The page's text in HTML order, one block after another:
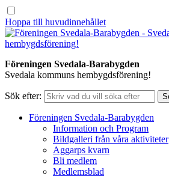
Hoppa till huvudinnehållet
Föreningen Svedala-Barabygden
Svedala kommuns hembygdsförening!
Sök efter:
Föreningen Svedala-Barabygden
Information och Program
Bildgalleri från våra aktiviteter
Aggarps kvarn
Bli medlem
Medlemsblad